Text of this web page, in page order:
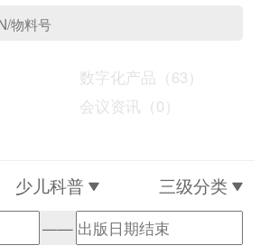
数字化产品（63）
会议资讯（0）
少儿科普 三级分类
——